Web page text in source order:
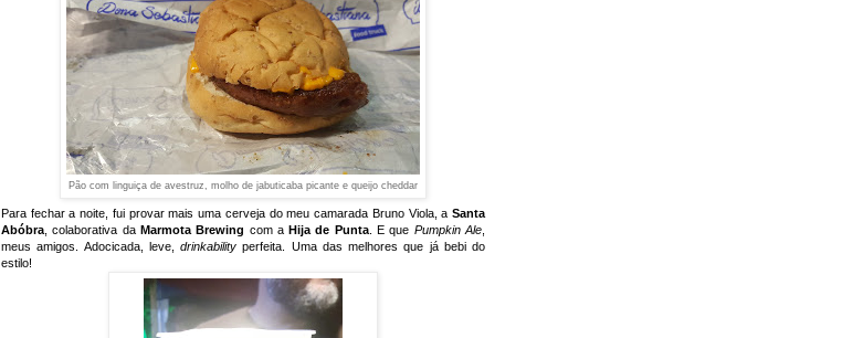
Pão com linguiça de avestruz, molho de jabuticaba picante e queijo cheddar
Para fechar a noite, fui provar mais uma cerveja do meu camarada Bruno Viola, a Santa
Abóbra , colaborativa da Marmota Brewing com aHija de Punta. E que Pumpkin Ale
meus amigos. Adocicada, leve, drinkabilityperfeita. Uma das melhores que já bebi do
estilo!